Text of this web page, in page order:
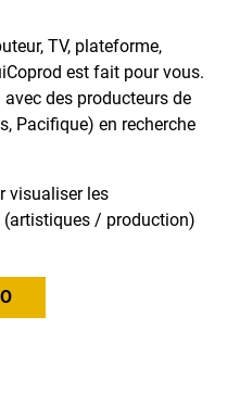
TV, plateforme,
est fait pour vous.
des producteurs de
Pacifique) en recherche
visualiser les
/ production)